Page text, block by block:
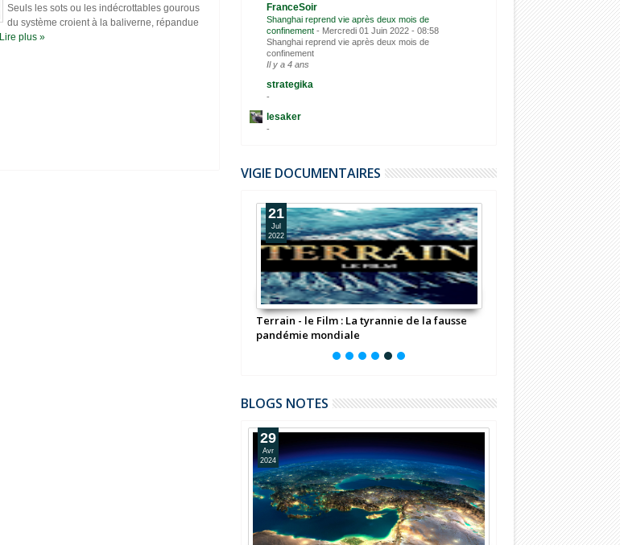
Seuls les sots ou les indécrottables gourous
du système croient à la baliverne, répandue
Lire plus »
FranceSoir
Shanghai reprend vie après deux mois de
confinement - Mercredi 01 Juin 2022 - 08:58
Shanghai reprend vie après deux mois de
confinement
Il y a 4 ans
strategika
-
lesaker
-
VIGIE DOCUMENTAIRES
Terrain - le Film : La tyrannie de la fausse
pandémie mondiale
21
Jul
2022
Fondation Bill Gates :
(Documentaire)
11
Jul
2022
BLOGS NOTES
29
Avr
2024